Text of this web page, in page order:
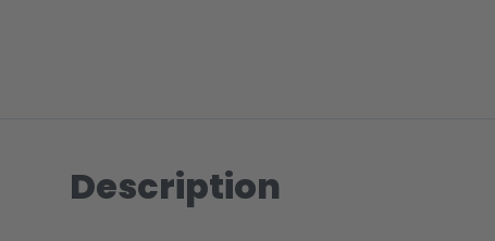
Description